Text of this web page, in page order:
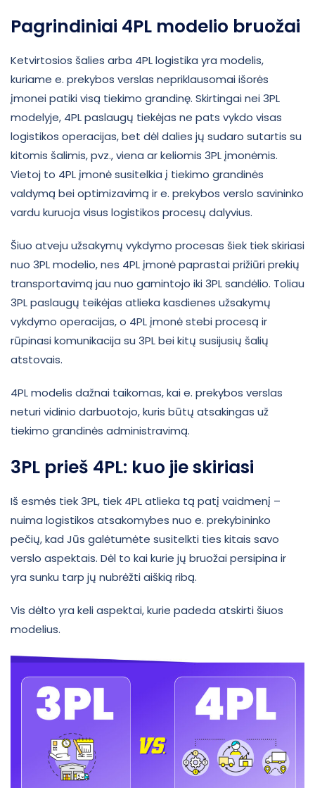
Pagrindiniai 4PL modelio bruožai
Ketvirtosios šalies arba 4PL logistika yra modelis,
kuriame e. prekybos verslas nepriklausomai išorės
įmonei patiki visą tiekimo grandinę. Skirtingai nei 3PL
modelyje, 4PL paslaugų tiekėjas ne pats vykdo visas
logistikos operacijas, bet dėl dalies jų sudaro sutartis su
kitomis šalimis, pvz., viena ar keliomis 3PL įmonėmis.
Vietoj to 4PL įmonė susitelkia į tiekimo grandinės
valdymą bei optimizavimą ir e. prekybos verslo savininko
vardu kuruoja visus logistikos procesų dalyvius.
Šiuo atveju užsakymų vykdymo procesas šiek tiek skiriasi
nuo 3PL modelio, nes 4PL įmonė paprastai prižiūri prekių
transportavimą jau nuo gamintojo iki 3PL sandėlio. Toliau
3PL paslaugų teikėjas atlieka kasdienes užsakymų
vykdymo operacijas, o 4PL įmonė stebi procesą ir
rūpinasi komunikacija su 3PL bei kitų susijusių šalių
atstovais.
4PL modelis dažnai taikomas, kai e. prekybos verslas
neturi vidinio darbuotojo, kuris būtų atsakingas už
tiekimo grandinės administravimą.
3PL prieš 4PL: kuo jie skiriasi
Iš esmės tiek 3PL, tiek 4PL atlieka tą patį vaidmenį –
nuima logistikos atsakomybes nuo e. prekybininko
pečių, kad Jūs galėtumėte susitelkti ties kitais savo
verslo aspektais. Dėl to kai kurie jų bruožai persipina ir
yra sunku tarp jų nubrėžti aiškią ribą.
Vis dėlto yra keli aspektai, kurie padeda atskirti šiuos
modelius.